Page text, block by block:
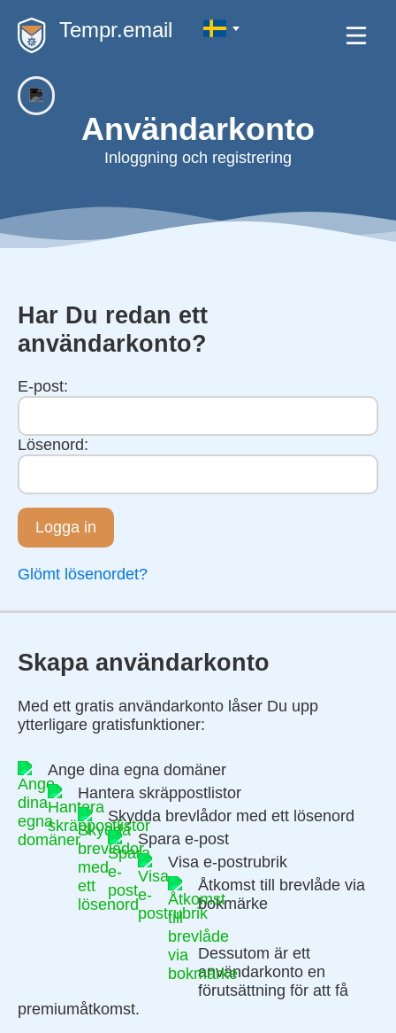
Tempr.email
Användarkonto
Inloggning och registrering
Har Du redan ett
användarkonto?
E-post:
Lösenord:
Logga in
Glömt lösenordet?
Skapa användarkonto
Med ett gratis användarkonto låser Du upp
ytterligare gratisfunktioner:
Ange dina egna domäner
Hantera skräppostlistor
Skydda brevlådor med ett lösenord
Spara e-post
Visa e-postrubrik
Åtkomst till brevlåde via
bokmärke
Dessutom är ett
användarkonto en
förutsättning för att få
premiumåtkomst.